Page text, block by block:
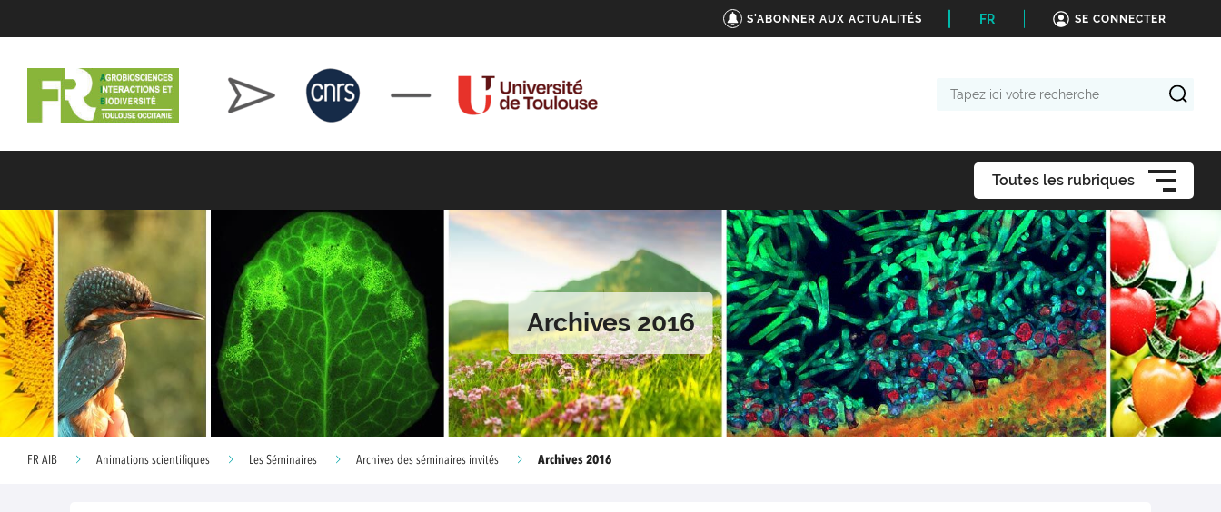
S'ABONNER AUX ACTUALITÉS FR SE CONNECTER
Toutes les rubriques
Archives 2016
FR AIB Animations scientifiques Les Séminaires Archives des séminaires invités Archives 2016